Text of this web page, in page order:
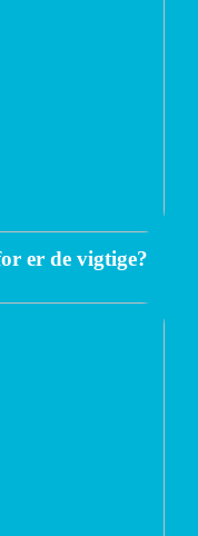
er de vigtige?